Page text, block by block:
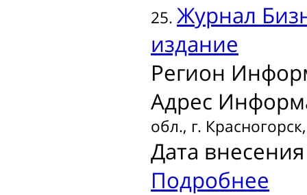
25. Журнал
издание
Регион
Адрес
обл., г.
Дата
Подробнее